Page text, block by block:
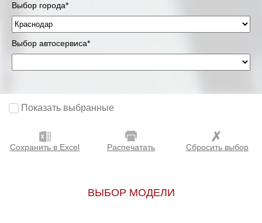
Выбор города*
Выбор автосервиса*
Показать выбранные
Сохранить в Excel Распечатать Сбросить выбор
ВЫБОР МОДЕЛИ